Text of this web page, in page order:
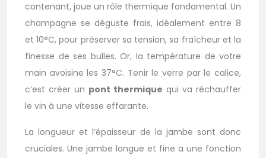
contenant, joue un rôle thermique fondamental. Un
champagne se déguste frais, idéalement entre 8
et 10°C, pour préserver sa tension, sa fraîcheur et la
finesse de ses bulles. Or, la température de votre
main avoisine les 37°C. Tenir le verre par le calice,
c’est créer un pont thermique qui va réchauffer
le vin à une vitesse effarante.
La longueur et l’épaisseur de la jambe sont donc
cruciales. Une jambe longue et fine a une fonction